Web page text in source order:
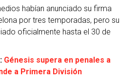
habían anunciado su firma
por tres temporadas, pero su
oficialmente hasta el 30 de
Génesis supera en penales a
a Primera División